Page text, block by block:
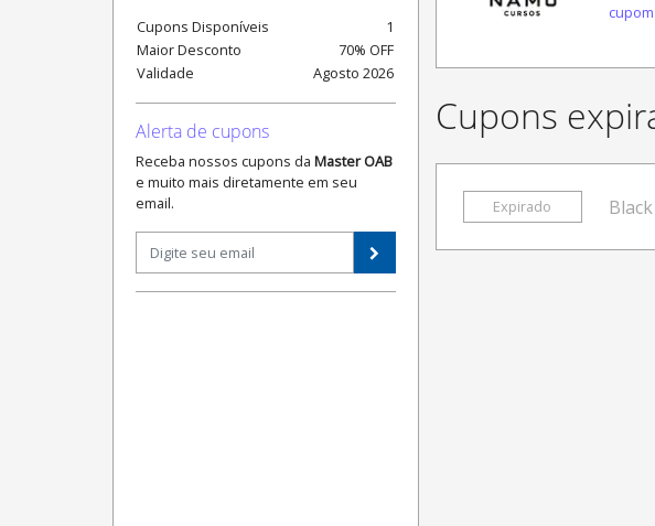
Cupons Disponíveis
1
Maior Desconto
70% OFF
Validade
Agosto 2026
Alerta de cupons
Receba nossos cupons da Master OAB
e muito mais diretamente em seu
email.
Cupons
Expirado